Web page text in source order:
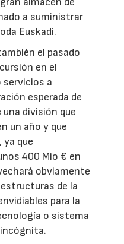
a suministrar
Euskadi.
el pasado
en el
a
esperada de
división que
un año y que
que
400 Mio € en
obviamente
de la
para la
o sistema